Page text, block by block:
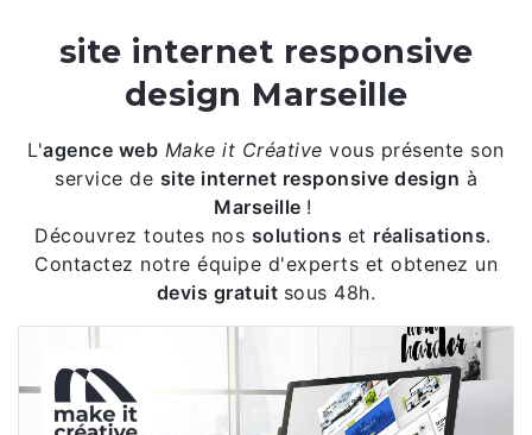
site internet responsive
design Marseille
L'agence web Make it Créativevous présente son
service de site internet responsive design à
Marseille !
Découvrez toutes nos solutions et réalisations.
Contactez notre équipe d'experts et obtenez un
devis gratuit sous 48h.